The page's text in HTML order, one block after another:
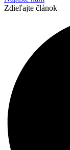
Zdieľajte článok